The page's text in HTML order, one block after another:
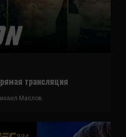
трансляция
Маслов